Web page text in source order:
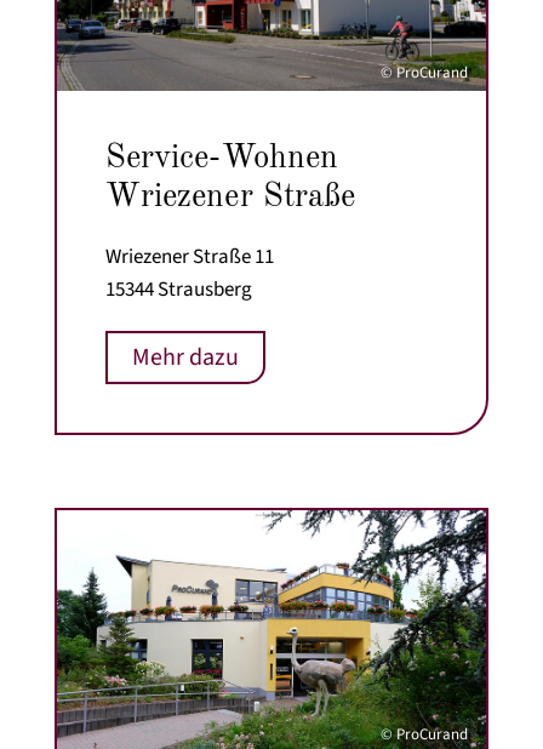
© ProCurand
Service-Wohnen
Wriezener Straße
Wriezener Straße 11
15344 Strausberg
Mehr dazu
© ProCurand